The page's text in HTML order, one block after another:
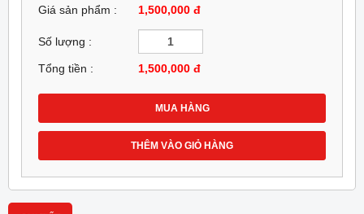
Giá sản phẩm : 1,500,000 đ
Số lượng :
Tổng tiền : 1,500,000 đ
MUA HÀNG
THÊM VÀO GIỎ HÀNG